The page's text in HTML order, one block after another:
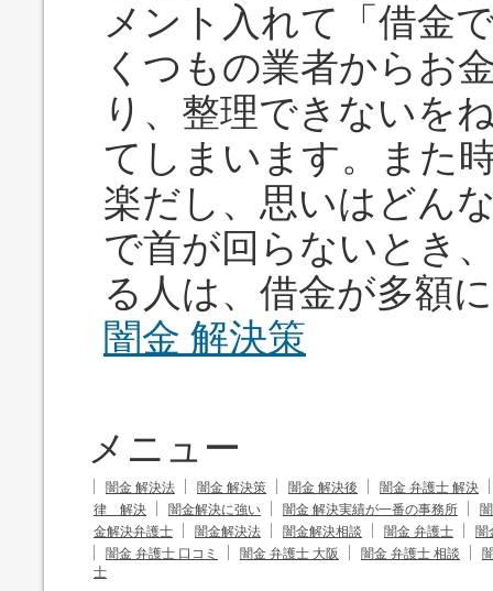
メント入れて「借金
くつもの業者からお
り、整理できないを
てしまいます。また
楽だし、思いはどん
で首が回らないとき
る人は、借金が多額
闇金 解決策
メニュー
闇金 解決法 闇金 解決策 闇金 解決後
闇金 弁護士 解決
律 解決
闇金解決に強い 闇金 解決実績が一番の事務所
金解決弁護士
闇金解決法 闇金解決相談 闇金 弁護士
闇
闇金 弁護士 口コミ
闇金 弁護士 大阪 闇金 弁護士 相談
士